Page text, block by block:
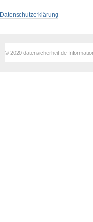
Datenschutzerklärung
© 2020 datensicherheit.de